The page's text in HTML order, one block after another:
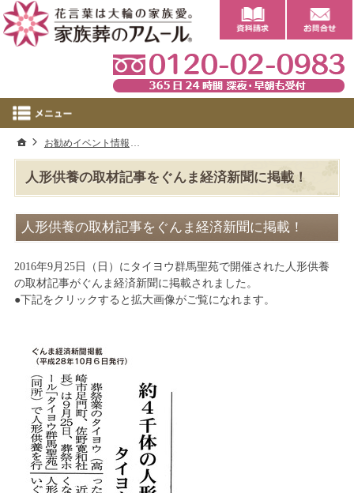
人形供養の取材記事をぐんま経済新聞に掲載！
人形供養の取材記事をぐんま経済新聞に掲載！
2016年9月25日（日）にタイヨウ群馬聖苑で開催された人形供養
の取材記事がぐんま経済新聞に掲載されました。
●下記をクリックすると拡大画像がご覧になれます。
ホーム
お勧めイベント情報